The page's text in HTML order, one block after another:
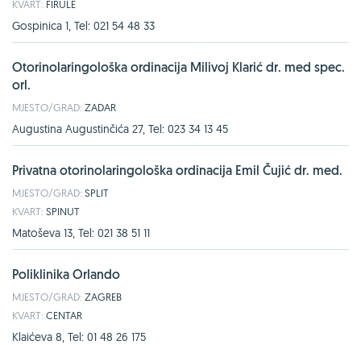
KVART: FIRULE
Gospinica 1, Tel: 021 54 48 33
Otorinolaringološka ordinacija Milivoj Klarić dr. med spec.
orl.
MJESTO/GRAD: ZADAR
Augustina Augustinčića 27, Tel: 023 34 13 45
Privatna otorinolaringološka ordinacija Emil Čujić dr. med.
MJESTO/GRAD: SPLIT
KVART: SPINUT
Matoševa 13, Tel: 021 38 51 11
Poliklinika Orlando
MJESTO/GRAD: ZAGREB
KVART: CENTAR
Klaićeva 8, Tel: 01 48 26 175